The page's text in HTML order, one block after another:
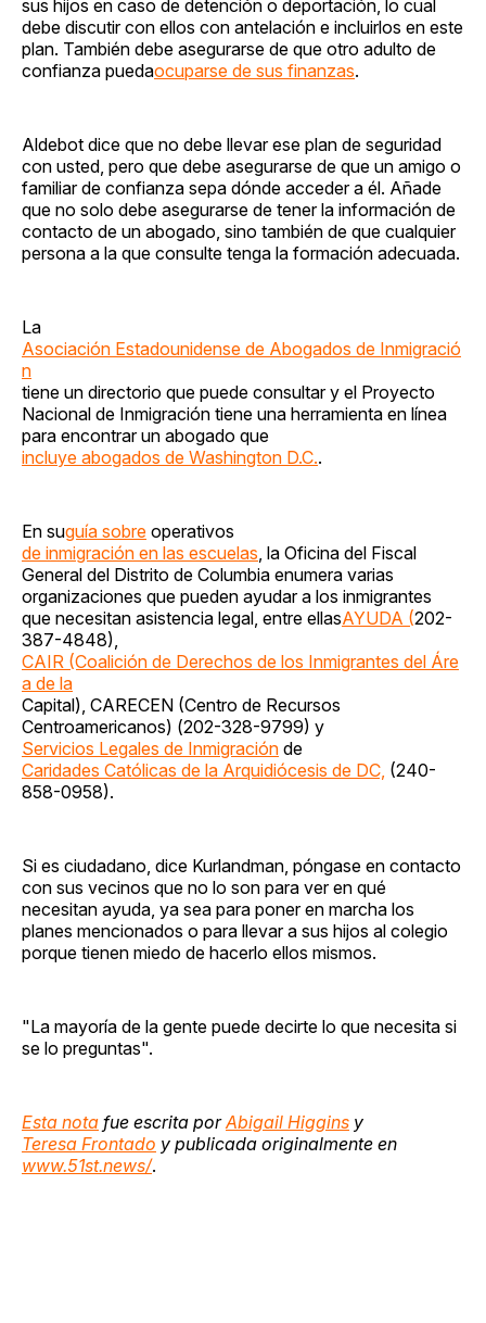
sus hijos en caso de detención o deportación, lo cual
debe discutir con ellos con antelación e incluirlos en este
plan. También debe asegurarse de que otro adulto de
confianza puedaocuparse de sus finanzas.
Aldebot dice que no debe llevar ese plan de seguridad
con usted, pero que debe asegurarse de que un amigo o
familiar de confianza sepa dónde acceder a él. Añade
que no solo debe asegurarse de tener la información de
contacto de un abogado, sino también de que cualquier
persona a la que consulte tenga la formación adecuada.
La
Asociación Estadounidense de Abogados de Inmigració
n
tiene un directorio que puede consultar y el Proyecto
Nacional de Inmigración tiene una herramienta en línea
para encontrar un abogado que
incluye abogados de Washington D.C..
En suguía sobre operativos
de inmigración en las escuelas , la Oficina del Fiscal
General del Distrito de Columbia enumera varias
organizaciones que pueden ayudar a los inmigrantes
que necesitan asistencia legal, entre ellasAYUDA (202-
387-4848),
CAIR (Coalición de Derechos de los Inmigrantes del Áre
a de la
Capital), CARECEN (Centro de Recursos
Centroamericanos) (202-328-9799) y
Servicios Legales de Inmigración de
Caridades Católicas de la Arquidiócesis de DC, (240-
858-0958).
Si es ciudadano, dice Kurlandman, póngase en contacto
con sus vecinos que no lo son para ver en qué
necesitan ayuda, ya sea para poner en marcha los
planes mencionados o para llevar a sus hijos al colegio
porque tienen miedo de hacerlo ellos mismos.
"La mayoría de la gente puede decirte lo que necesita si
se lo preguntas".
Esta nota fue escrita porAbigail Higgins y
Teresa Frontado y publicada originalmente en
www.51st.news/.